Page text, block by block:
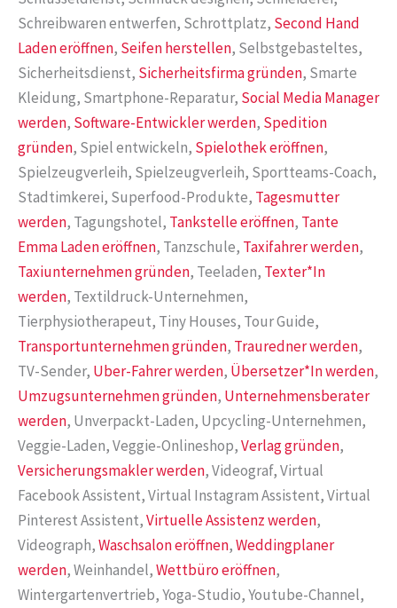
Schreibwaren entwerfen, Schrottplatz, Second Hand
Laden eröffnen, Seifen herstellen, Selbstgebasteltes,
Sicherheitsdienst, Sicherheitsfirma gründen, Smarte
Kleidung, Smartphone-Reparatur, Social Media Manager
werden, Software-Entwickler werden, Spedition
gründen, Spiel entwickeln, Spielothek eröffnen,
Spielzeugverleih, Spielzeugverleih, Sportteams-Coach,
Stadtimkerei, Superfood-Produkte, Tagesmutter
werden, Tagungshotel, Tankstelle eröffnen, Tante
Emma Laden eröffnen, Tanzschule, Taxifahrer werden,
Taxiunternehmen gründen, Teeladen, Texter*In
werden, Textildruck-Unternehmen,
Tierphysiotherapeut, Tiny Houses, Tour Guide,
Transportunternehmen gründen, Trauredner werden,
TV-Sender, Uber-Fahrer werden, Übersetzer*In werden,
Umzugsunternehmen gründen, Unternehmensberater
werden, Unverpackt-Laden, Upcycling-Unternehmen,
Veggie-Laden, Veggie-Onlineshop,Verlag gründen,
Versicherungsmakler werden, Videograf, Virtual
Facebook Assistent, Virtual Instagram Assistent, Virtual
Pinterest Assistent,Virtuelle Assistenz werden,
Videograph,Waschsalon eröffnen,Weddingplaner
werden, Weinhandel,Wettbüro eröffnen,
Wintergartenvertrieb, Yoga-Studio, Youtube-Channel,